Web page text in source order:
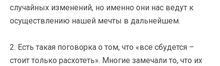
случайных изменений, но именно они нас ведут к
осуществлению нашей мечты в дальнейшем.
2. Есть такая поговорка о том, что «все сбудется –
стоит только расхотеть». Многие замечали то, что их